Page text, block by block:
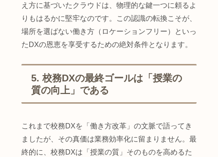
え方に基づいたクラウドは、物理的な鍵一つに頼るよ
りもはるかに堅牢なのです。この認識の転換こそが、
場所を選ばない働き方（ロケーションフリー）といっ
たDXの恩恵を享受するための絶対条件となります。
5. 校務DXの最終ゴールは「授業の
質の向上」である
これまで校務DXを「働き方改革」の文脈で語ってき
ましたが、その真価は業務効率化に留まりません。最
終的に、校務DXは「授業の質」そのものを高めるた